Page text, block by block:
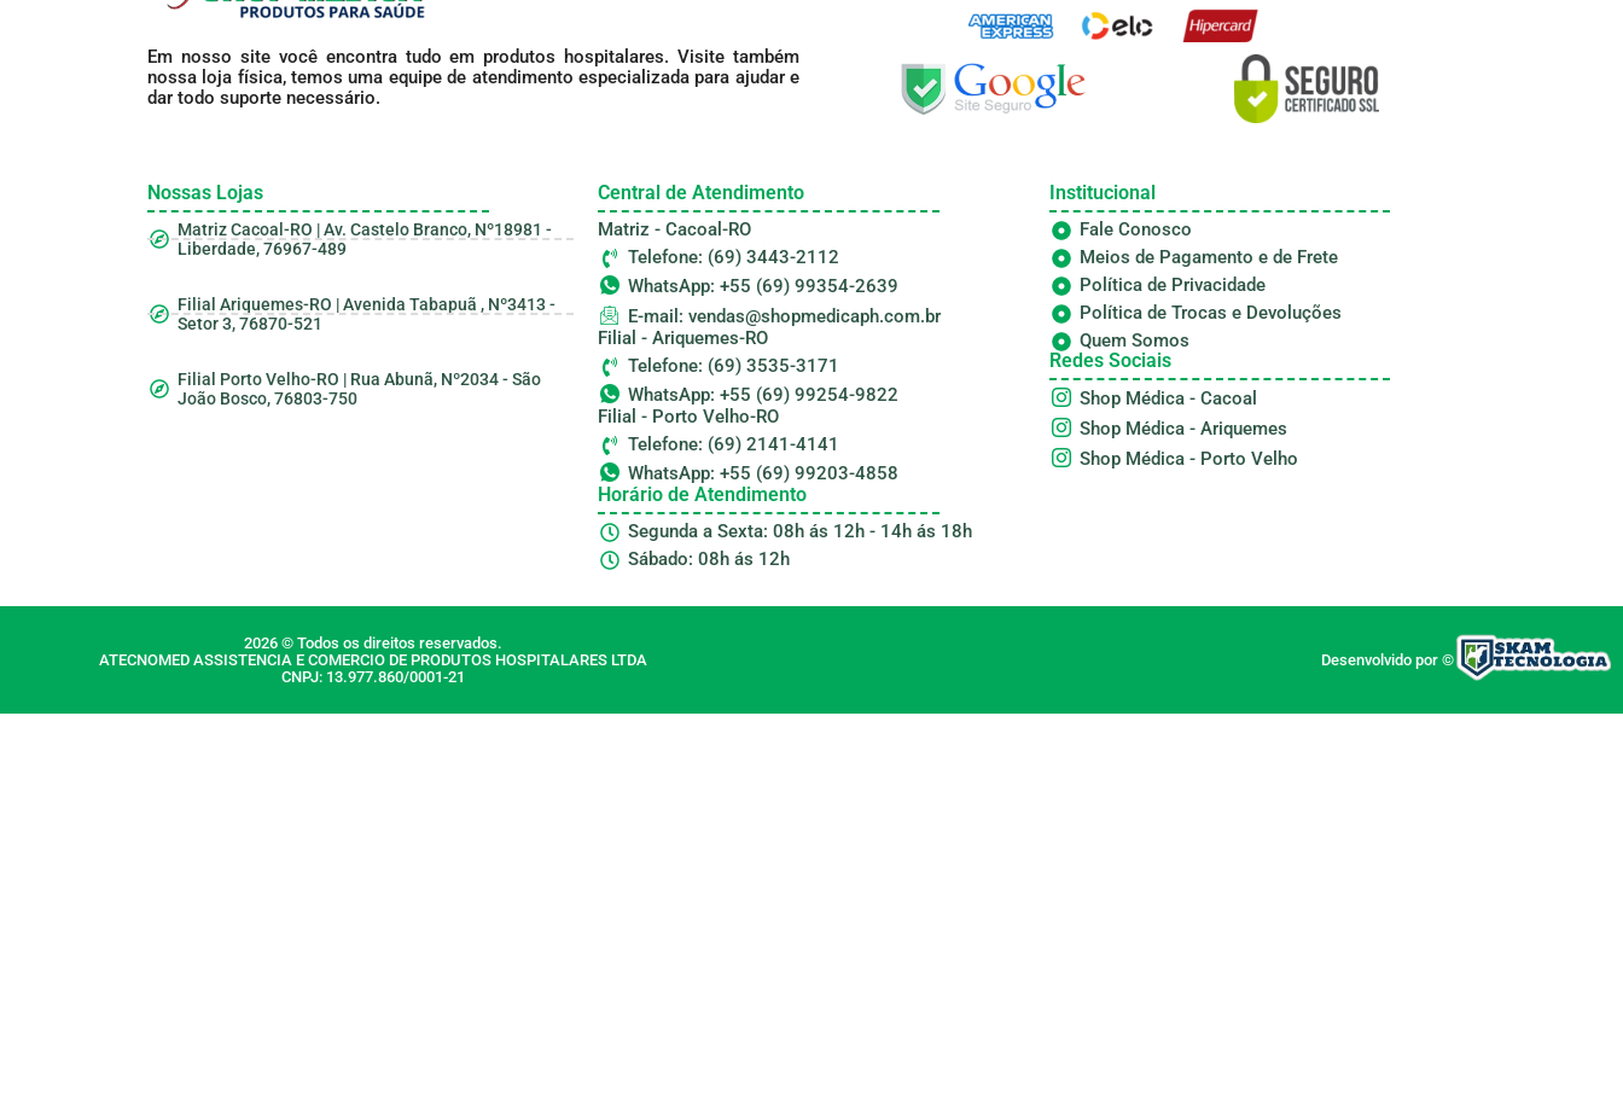
Em nosso site você encontra tudo em produtos hospitalares. Visite também
nossa loja física, temos uma equipe de atendimento especializada para ajudar e
dar todo suporte necessário.
Nossas Lojas
Matriz Cacoal-RO | Av. Castelo Branco, Nº18981 -
Liberdade, 76967-489
Filial Ariquemes-RO | Avenida Tabapuã , Nº3413 -
Setor 3, 76870-521
Filial Porto Velho-RO | Rua Abunã, Nº2034 - São
João Bosco, 76803-750
Central de Atendimento
Matriz - Cacoal-RO
Telefone: (69) 3443-2112
WhatsApp: +55 (69) 99354-2639
E-mail: vendas@shopmedicaph.com.br
Filial - Ariquemes-RO
Telefone: (69) 3535-3171
WhatsApp: +55 (69) 99254-9822
Filial - Porto Velho-RO
Telefone: (69) 2141-4141
WhatsApp: +55 (69) 99203-4858
Horário de Atendimento
Segunda a Sexta: 08h ás 12h - 14h ás 18h
Sábado: 08h ás 12h
Institucional
Fale Conosco
Meios de Pagamento e de Frete
Política de Privacidade
Política de Trocas e Devoluções
Quem Somos
Redes Sociais
Shop Médica - Cacoal
Shop Médica - Ariquemes
Shop Médica - Porto Velho
2026 © Todos os direitos reservados.
ATECNOMED ASSISTENCIA E COMERCIO DE PRODUTOS HOSPITALARES LTDA
CNPJ: 13.977.860/0001-21
Desenvolvido por ©